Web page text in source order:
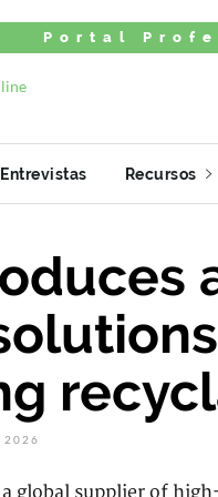
Portal
Entrevistas Recursos
2026
a global supplier of